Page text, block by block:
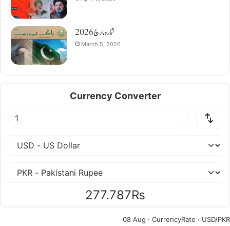
شمارہ مارچ 2026
March 5, 2026
Currency Converter
277.787₨
08 Aug · CurrencyRate · USD/PKR